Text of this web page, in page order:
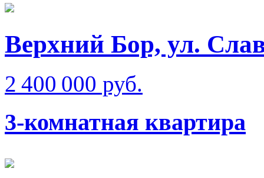
Верхний Бор, ул.
2 400 000 руб.
3-комнатная квартира